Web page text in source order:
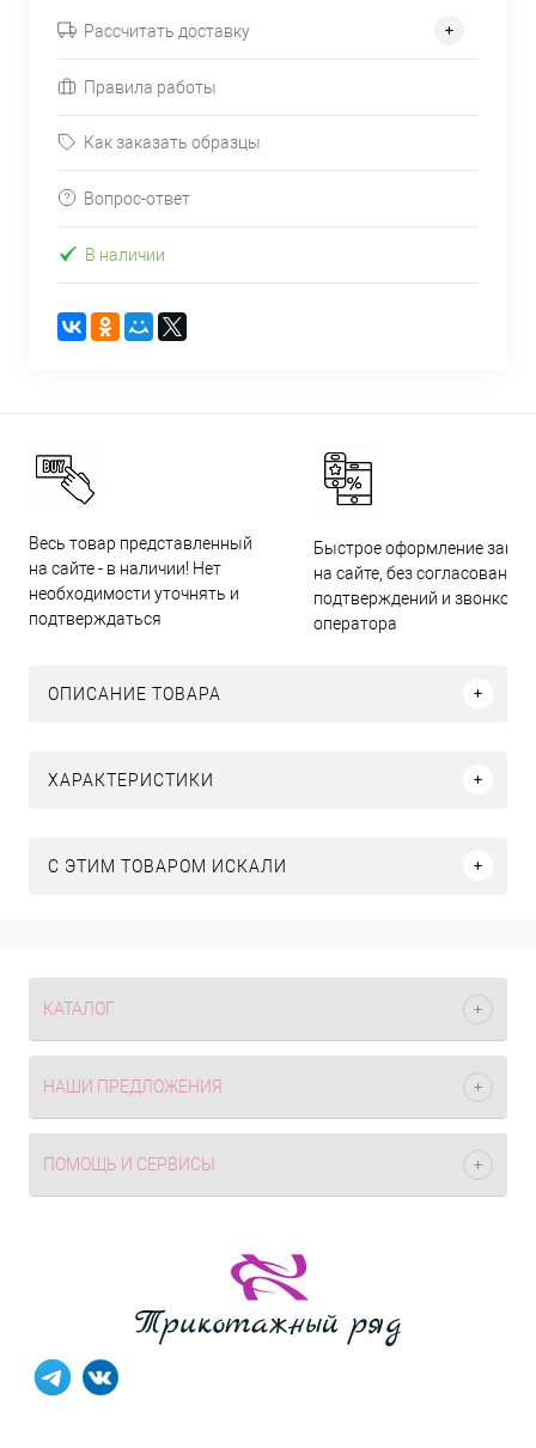
Рассчитать доставку
Правила работы
Как заказать образцы
Вопрос-ответ
В наличии
Весь товар представленный
на сайте - в наличии! Нет
необходимости уточнять и
подтверждаться
Быстрое оформление
на сайте, без согласований,
подтверждений и звонков
оператора
ОПИСАНИЕ ТОВАРА
ХАРАКТЕРИСТИКИ
C ЭТИМ ТОВАРОМ ИСКАЛИ
КАТАЛОГ
НАШИ ПРЕДЛОЖЕНИЯ
ПОМОЩЬ И СЕРВИСЫ